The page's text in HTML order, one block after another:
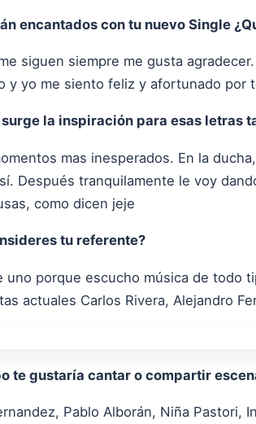
encantados con tu nuevo Single
siguen siempre me gusta
y yo me siento feliz y afortunado por
la inspiración para esas letras
mas inesperados. En la
Después tranquilamente le voy
como dicen jeje
tu referente?
uno porque escucho música de todo
actuales Carlos Rivera, Alejandro
te gustaría cantar o compartir
Pablo Alborán, Niña Pastori,